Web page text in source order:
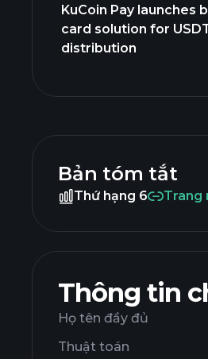
KuCoin Pay launches
card solution for
distribution
Bản tóm tắt
Thứ hạng 6 Trang
Thông tin
Họ tên đầy đủ
Thuật toán